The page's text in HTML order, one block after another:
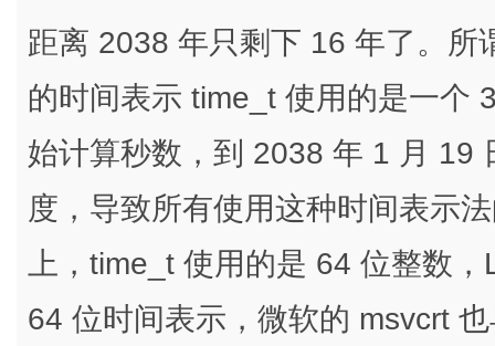
距离 2038 年只剩下 16 年了。所
的时间表示 time_t 使用的是一个
始计算秒数，到 2038 年 1 月 19
度，导致所有使用这种时间表示
上，time_t 使用的是 64 位整数
64 位时间表示，微软的 msvcrt